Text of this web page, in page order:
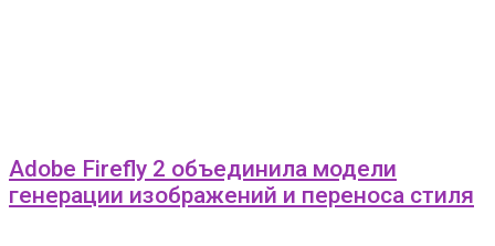
Adobe Firefly 2 объединила модели
генерации изображений и переноса стиля